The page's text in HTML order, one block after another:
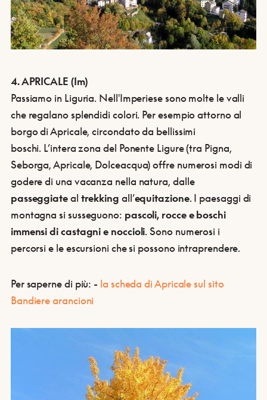
4. APRICALE (Im)
Passiamo in Liguria. Nell'Imperiese sono molte le valli
che regalano splendidi colori. Per esempio attorno al
borgo di Apricale, circondato da bellissimi
boschi. L’intera zona del Ponente Ligure (tra Pigna,
Seborga, Apricale, Dolceacqua) offre numerosi modi di
godere di una vacanza nella natura, dalle
passeggiateal trekking all’equitazione. I paesaggi di
montagna si susseguono: pascoli, rocce e boschi
immensi di castagni e noccioli. Sono numerosi i
percorsi e le escursioni che si possono intraprendere.
Per saperne di più: - la scheda di Apricale sul sito
Bandiere arancioni